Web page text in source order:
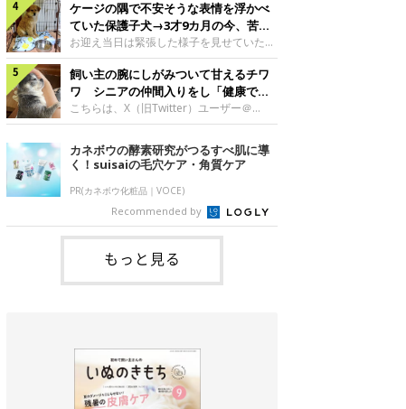
ちゃんの様子について教えてください。飼
い主さん： 「お迎え当日から“ヘソ天”で寝
るようなコでし
@Pkndg_さんの愛犬・なっちゃん（取材
時、生後4カ月／柴犬）。こちらの写真
は、なっちゃんが生後2カ月のころに撮影
された一枚です。この日、なっちゃんは家
族と一緒におもちゃで遊んでいました。た
くさん遊んで疲れたのか、その後は眠り始
めたそうです。眠るなっちゃん。
@Pkndg_
な姿に、見ているこちらまでほっこりしま
す。大好きな“お姉ちゃん”に甘える小次郎
くん妹さんになでてもらい、うれしそうな
表情を見せる小次郎くん（2026年6月撮
影）。@mika_Jimmy紹介するのは、X（旧
Twitter）ユーザー@mika_Jimmyさんの愛
犬・小次郎くん（撮影時5才）。こちら
は、飼い主さんの妹さんと一緒に散歩をし
日、飼い主さんは実家から自宅へ帰る途
中、妹さんと公園で待ち合わせ
ケージの隅で不安そうな表情を浮かべ
ていた保護子犬→3才9カ月の今、苦手
を克服し頼もしいコに成長！
お迎え当日は緊張した様子を見せていた元
野犬の保護子犬。あれから約3年半、苦手
だったことを一つひとつ克服し、家族に寄
り添う姿を見せています。お迎え当日、ケ
ージの隅で不安そうにお迎え当日のシルビ
アちゃん。@nemonemotos今回紹介する
のは、X（旧Twitter）ユーザー
@nemonemotosさんの愛犬・シルビアち
ゃん（撮影当時、生後推定2カ月）。飼い
主さんが「#最初に撮った一枚」として投
稿した写真には、ケージの隅で不安そうな
表情を浮かべるシルビアちゃんの姿が写っ
ていました。こちらは、保護犬だったシル
飼い主の腕にしがみついて甘えるチワ
ワ シニアの仲間入りをし「健康で穏
やかな暮らしが続いてほしい」と願う
こちらは、X（旧Twitter）ユーザー＠
kotubusuke617さんが投稿した写真。写
っているのは、愛犬でチワワのつぶしゃん
（本名：こつぶちゃん）です。飼い主さん
の腕にしがみつくつぶしゃん（撮影時6
才）＠kotubusuke617撮影当時の状況に
ついて伺うと、飼い主さんはこう教えてく
れました。飼い主さん： 「ある休日のこ
とです。私がソファに座った途端にひざの
上にのってきたので、そのままなでながら
テレビを見ていたのですが、微動だにしな
いので気になって見てみると、腕にしがみ
カネボウの酵素研究がつるすべ肌に導
く！suisaiの毛穴ケア・角質ケア
PR(カネボウ化粧品｜VOCE)
Recommended by
もっと見る